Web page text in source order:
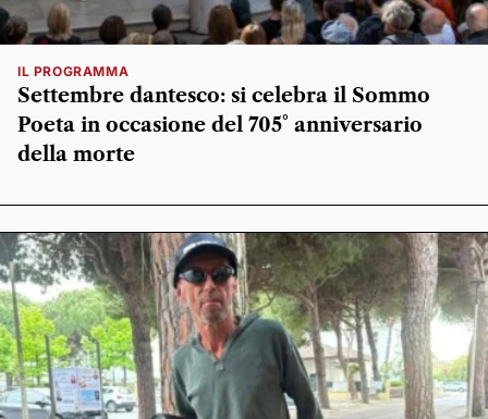
IL PROGRAMMA
Settembre dantesco: si celebra il Sommo
Poeta in occasione del 705° anniversario
della morte